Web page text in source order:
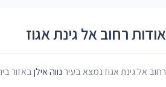
אודות רחוב אל גינת אגוז
רחוב אל גינת אגוז נמצא בעירנווה אילןבאזור